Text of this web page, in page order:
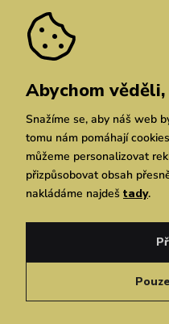
Pozáruční opravy
We Care
Dárkové poukazy
Vuchlook
Prodejny
Praha Brno
Zásady ochrany osobních údajů
Zásady
Abychom
Snažíme se, aby náš web
tomu nám pomáhají
můžeme personalizovat
přizpůsobovat obsah
nakládáme najdeš tady.